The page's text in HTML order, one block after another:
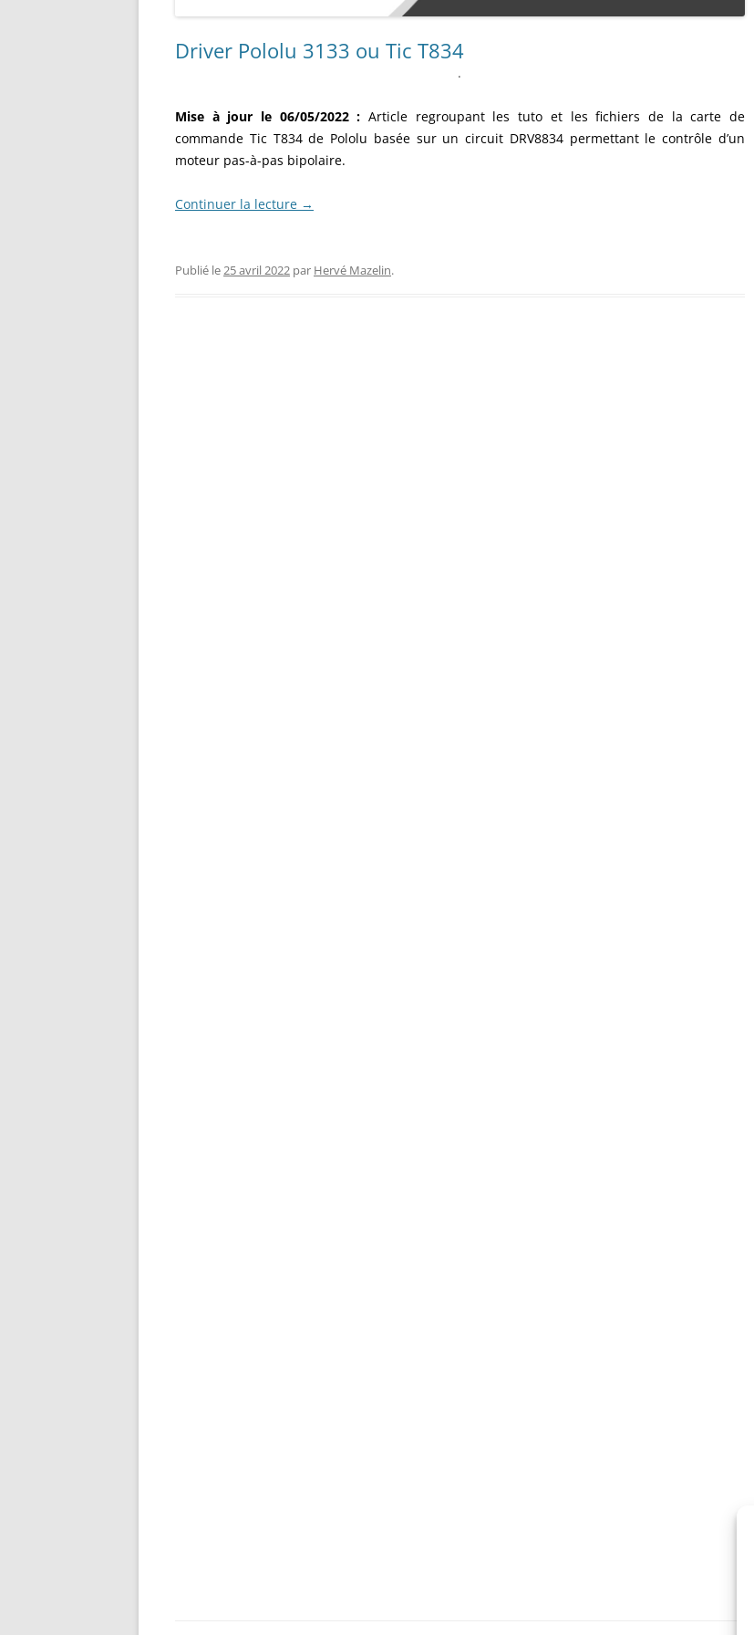
ENSEMBLE DES ACTIONNEURS
Driver Pololu 3133 ou Tic T834
.
Mise à jour le 06/05/2022 :Article regroupant les tuto et les fichiers de la carte de
commande Tic T834 de Pololu basée sur un circuit DRV8834 permettant le contrôle d’un
moteur pas-à-pas bipolaire.
Continuer la lecture →
Publié le25 avril 2022 par Hervé Mazelin.